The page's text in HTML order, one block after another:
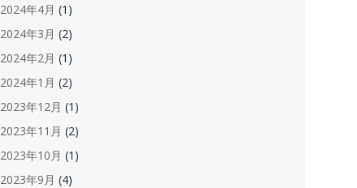
2024年4月 (1)
2024年3月 (2)
2024年2月 (1)
2024年1月 (2)
2023年12月 (1)
2023年11月 (2)
2023年10月 (1)
2023年9月 (4)